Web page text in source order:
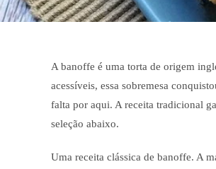
A banoffe é uma torta de origem
acessíveis, essa sobremesa
falta por aqui. A receita tradicional
seleção abaixo.
Uma receita clássica de banoffe. A